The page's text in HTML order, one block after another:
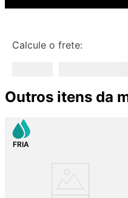
Calcule o frete:
Outros itens da